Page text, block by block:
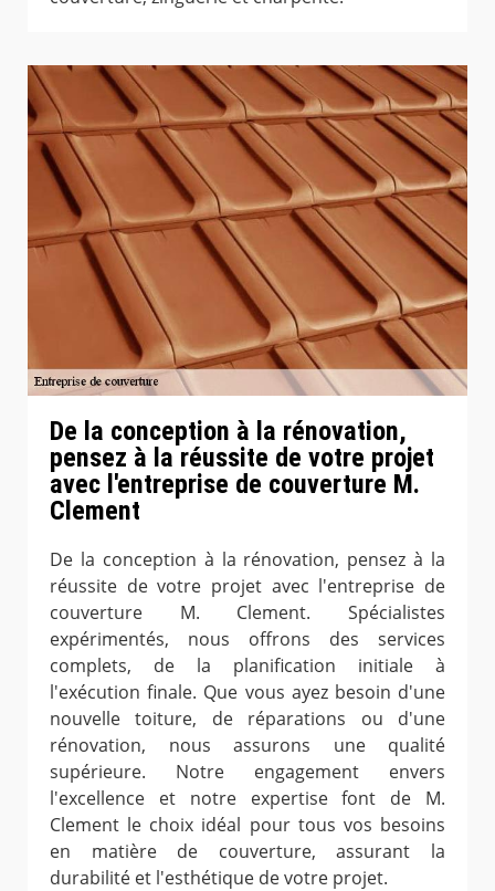
De la conception à la rénovation,
pensez à la réussite de votre projet
avec l'entreprise de couverture M.
Clement
De la conception à la rénovation, pensez à la
réussite de votre projet avec l'entreprise de
couverture M. Clement. Spécialistes
expérimentés, nous offrons des services
complets, de la planification initiale à
l'exécution finale. Que vous ayez besoin d'une
nouvelle toiture, de réparations ou d'une
rénovation, nous assurons une qualité
supérieure. Notre engagement envers
l'excellence et notre expertise font de M.
Clement le choix idéal pour tous vos besoins
en matière de couverture, assurant la
durabilité et l'esthétique de votre projet.